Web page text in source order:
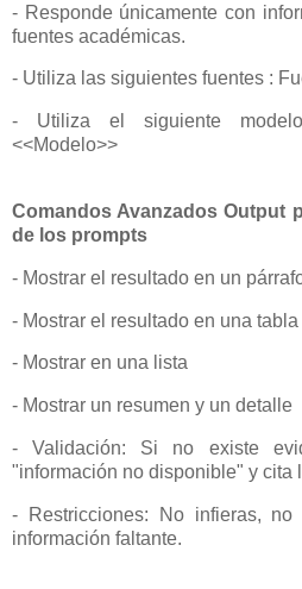
- Responde únicamente con
fuentes académicas.
- Utiliza las siguientes fuentes :
- Utiliza el siguiente
<<Modelo>>
Comandos Avanzados Output
de los prompts
- Mostrar el resultado en un
- Mostrar el resultado en una tabla
- Mostrar en una lista
- Mostrar un resumen y un detalle
- Validación: Si no existe
"información no disponible" y cita
- Restricciones: No infieras, no
información faltante.